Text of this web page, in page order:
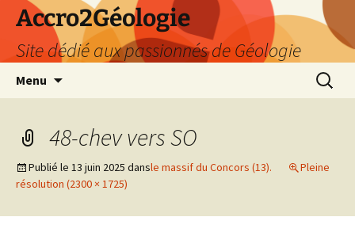
Accro2Géologie
Site dédié aux passionnés de Géologie
Menu
48-chev vers SO
Publié le 13 juin 2025 dansle massif du Concors (13).
Pleine
résolution (2300 × 1725)